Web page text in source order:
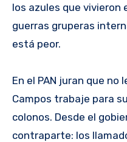
los azules que vivieron
guerras gruperas
está peor.
En el PAN juran que no
Campos trabaje para
colonos. Desde el
contraparte: los